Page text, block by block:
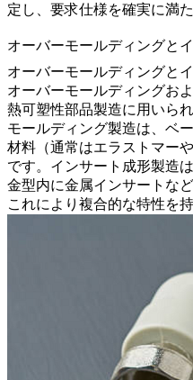
定し、要求仕様を確実に満た
オーバーモールディングと
オーバーモールディングと
オーバーモールディングお
熱可塑性部品製造に用いら
モールディング製造は、ベ
材料（通常はエラストマー
です。 インサート成形製造
金型内に金属インサートな
これにより複合的な特性を